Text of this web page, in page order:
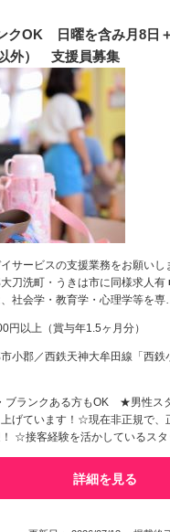
クOK 日曜を含み月8日
以外） 支援員募集
サービスの支援業務をお願い
刀洗町・うきは市に同様求人有
社会学・教育学・心理学等を
円以上（賞与年1.5ヶ月分）
小郡／西鉄天神大牟田線「西鉄
ブランクある方もOK ★男性ス
げています！☆現在非正規で、
☆接客経験を活かしているス
詳細を見る